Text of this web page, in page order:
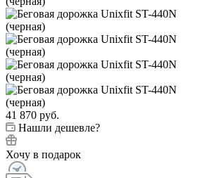
41 870 руб.
Нашли дешевле?
Хочу в подарок